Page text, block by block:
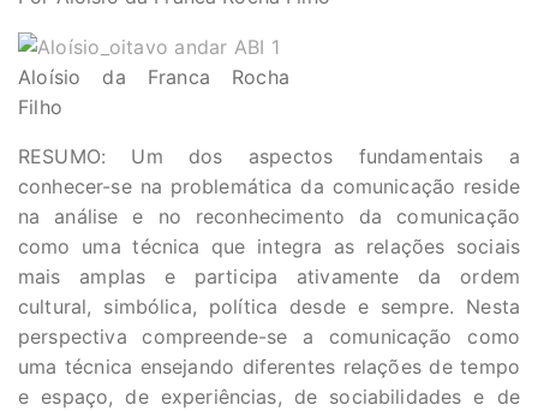
Aloísio da Franca Rocha
Filho
RESUMO: Um dos aspectos fundamentais a
conhecer-se na problemática da comunicação reside
na análise e no reconhecimento da comunicação
como uma técnica que integra as relações sociais
mais amplas e participa ativamente da ordem
cultural, simbólica, política desde e sempre. Nesta
perspectiva compreende-se a comunicação como
uma técnica ensejando diferentes relações de tempo
e espaço, de experiências, de sociabilidades e de